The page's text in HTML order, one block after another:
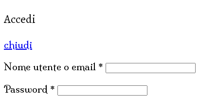
Accedi
chiudi
Nome utente o email *
Password *